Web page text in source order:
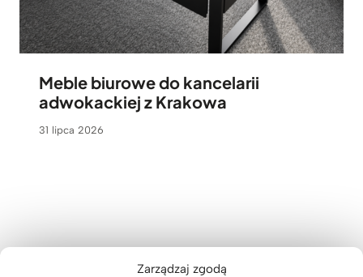
Zarządzaj zgodą
Meble biurowe do kancelarii
adwokackiej z Krakowa
31 lipca 2026